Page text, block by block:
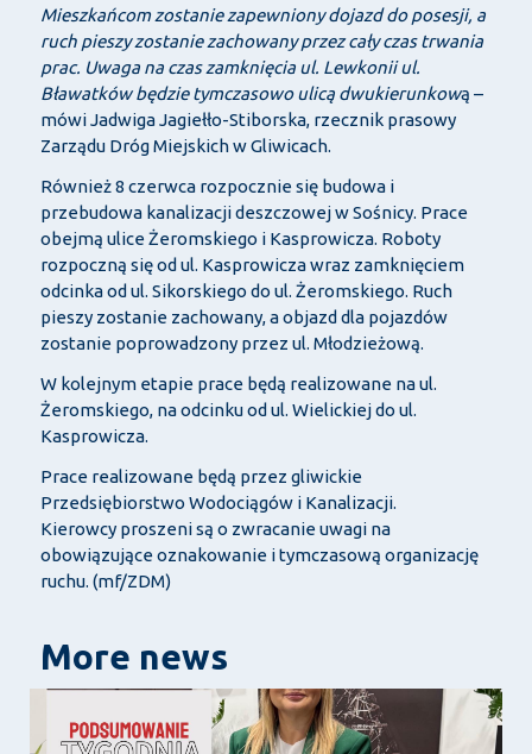
Mieszkańcom zostanie zapewniony dojazd do posesji, a
ruch pieszy zostanie zachowany przez cały czas trwania
prac. Uwaga na czas zamknięcia ul. Lewkonii ul.
Bławatków będzie tymczasowo ulicą dwukierunkową –
mówi Jadwiga Jagiełło-Stiborska, rzecznik prasowy
Zarządu Dróg Miejskich w Gliwicach.
Również 8 czerwca rozpocznie się budowa i
przebudowa kanalizacji deszczowej w Sośnicy. Prace
obejmą ulice Żeromskiego i Kasprowicza. Roboty
rozpoczną się od ul. Kasprowicza wraz zamknięciem
odcinka od ul. Sikorskiego do ul. Żeromskiego. Ruch
pieszy zostanie zachowany, a objazd dla pojazdów
zostanie poprowadzony przez ul. Młodzieżową.
W kolejnym etapie prace będą realizowane na ul.
Żeromskiego, na odcinku od ul. Wielickiej do ul.
Kasprowicza.
Prace realizowane będą przez gliwickie
Przedsiębiorstwo Wodociągów i Kanalizacji.
Kierowcy proszeni są o zwracanie uwagi na
obowiązujące oznakowanie i tymczasową organizację
ruchu. (mf/ZDM)
More news